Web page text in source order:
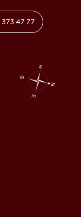
373 47 77